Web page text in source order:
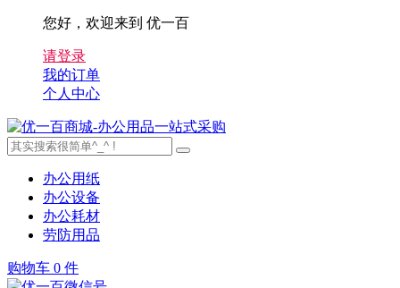
您好，欢迎来到 优一百
请登录
我的订单
个人中心
办公用纸
办公设备
办公耗材
劳防用品
购物车 0 件